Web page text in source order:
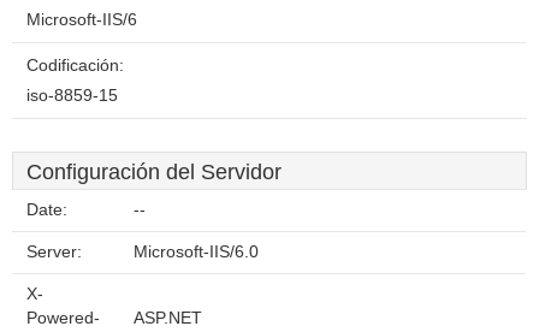
Microsoft-IIS/6
Codificación:
iso-8859-15
Configuración del Servidor
Date: --
Server: Microsoft-IIS/6.0
X-
Powered-
ASP.NET